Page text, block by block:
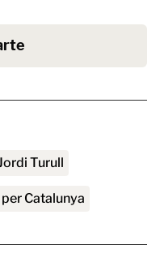
Jordi Turull
per Catalunya